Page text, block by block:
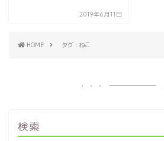
2019年6月11日
HOME タグ : ねこ
検索